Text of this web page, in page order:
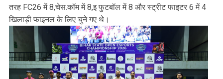
तरह FC26 में 8,चेस.कॉम में 8,इ फुटबॉल में 8 और स्ट्रीट फाइटर 6 में 4
खिलाड़ी फाइनल के लिए चुने गए थे।